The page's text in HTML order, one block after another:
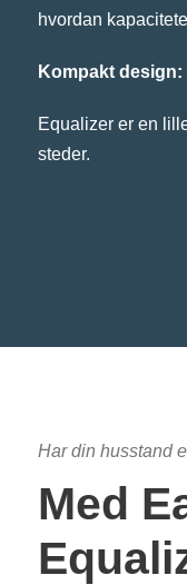
hvordan
Kompakt design:
Equalizer er en
steder.
Har din husstand
Med